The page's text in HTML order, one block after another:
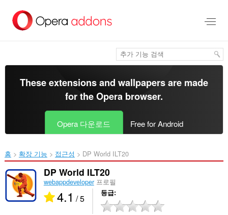
건
These extensions and wallpapers are made
for theOpera browser.
Opera 다운로드 Free for Android
홈 확장 기능 접근성 DP World ILT20‎
DP World ILT20
webappdeveloper프로필
4.1 / 5 등급